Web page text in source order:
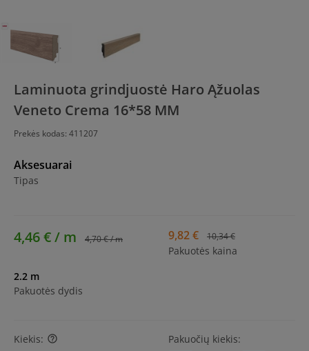
Laminuota grindjuostė Haro Ąžuolas
Veneto Crema 16*58 MM
Prekės kodas: 411207
Aksesuarai
Tipas
4,46 € / m 4,70 € / m 9,82 € 10,34 €
Pakuotės kaina
2.2 m
Pakuotės dydis
Kiekis: help_outline Pakuočių kiekis: